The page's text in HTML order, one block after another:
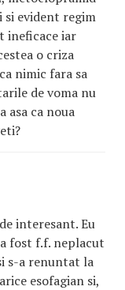
si evident regim
ineficace iar
o criza
nimic fara sa
de voma nu
asa ca noua
interesant. Eu
fost f.f. neplacut
s-a renuntat la
esofagian si,